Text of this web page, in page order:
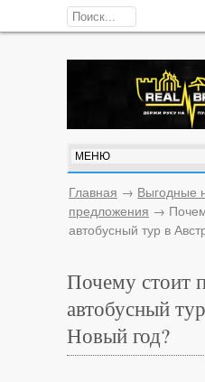
Главная → Выгодные
предложения →
автобусный тур в
Почему стоит
автобусный
Новый год?